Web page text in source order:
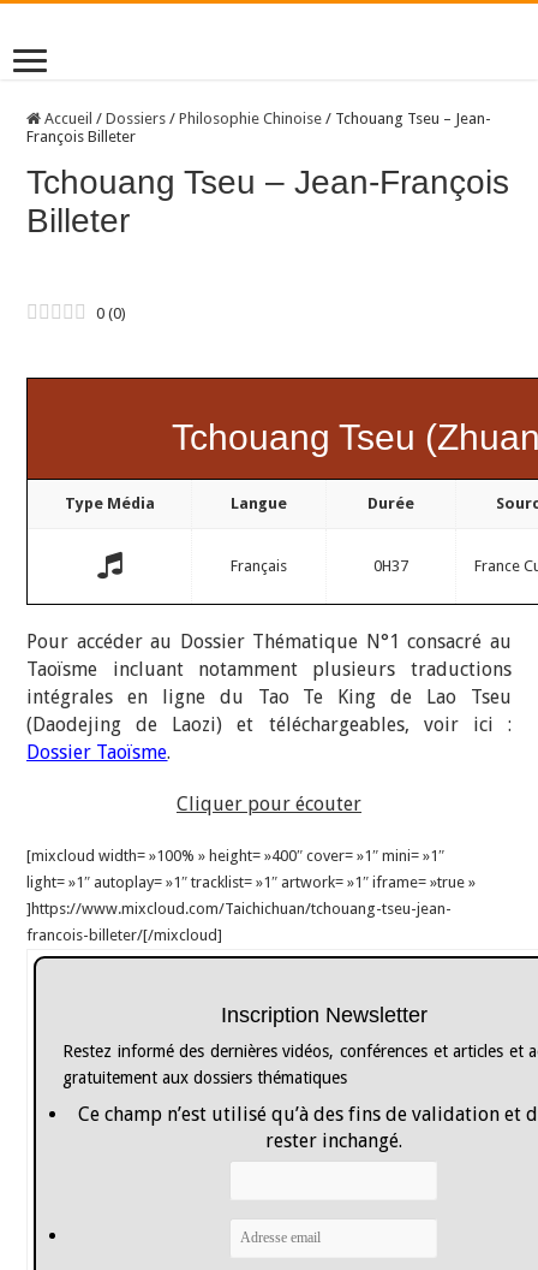
Accueil / Dossiers / Philosophie Chinoise / Tchouang Tseu – Jean-
François Billeter
Tchouang Tseu – Jean-François
Billeter
0 (0)
Tchouang Tseu
Type Média Langue Durée
Français 0H37 France
Pour accéder au Dossier Thématique N°1 consacré au
Taoïsme incluant notamment plusieurs traductions
intégrales en ligne du Tao Te King de Lao Tseu
(Daodejing de Laozi) et téléchargeables, voir ici :
Dossier Taoïsme.
Cliquer pour écouter
[mixcloud width= »100% » height= »400″ cover= »1″ mini= »1″
light= »1″ autoplay= »1″ tracklist= »1″ artwork= »1″ iframe= »true »
]https://www.mixcloud.com/Taichichuan/tchouang-tseu-jean-
francois-billeter/[/mixcloud]
Inscription Newsletter
Restez informé des dernières vidéos, conférences et articles et
gratuitement aux dossiers thématiques
Ce champ n’est utilisé qu’à des fins de validation et
rester inchangé.